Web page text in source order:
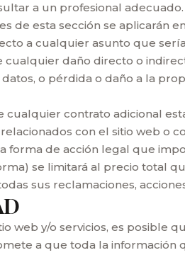
a un profesional adecuado.
de esta sección se aplicarán
a cualquier asunto que
cualquier daño directo o
o pérdida o daño a la
cualquier contrato adicional
con el sitio web o
de acción legal que
se limitará al precio total
sus reclamaciones,
web y/o servicios, es
a que toda la información